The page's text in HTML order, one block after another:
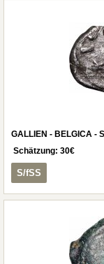
GALLIEN - BELGICA -
Schätzung: 30€
S/fSS